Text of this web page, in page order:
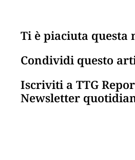
Ti è piaciuta questa
Condividi questo
Iscriviti a TTG
Newsletter